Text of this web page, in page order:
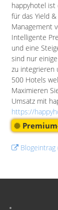
happyhotel ist
für das Yield &
Management
Intelligente
und eine
sind nur
zu integrieren
500 Hotels
Maximieren
Umsatz mit
https://
Blogeintrag